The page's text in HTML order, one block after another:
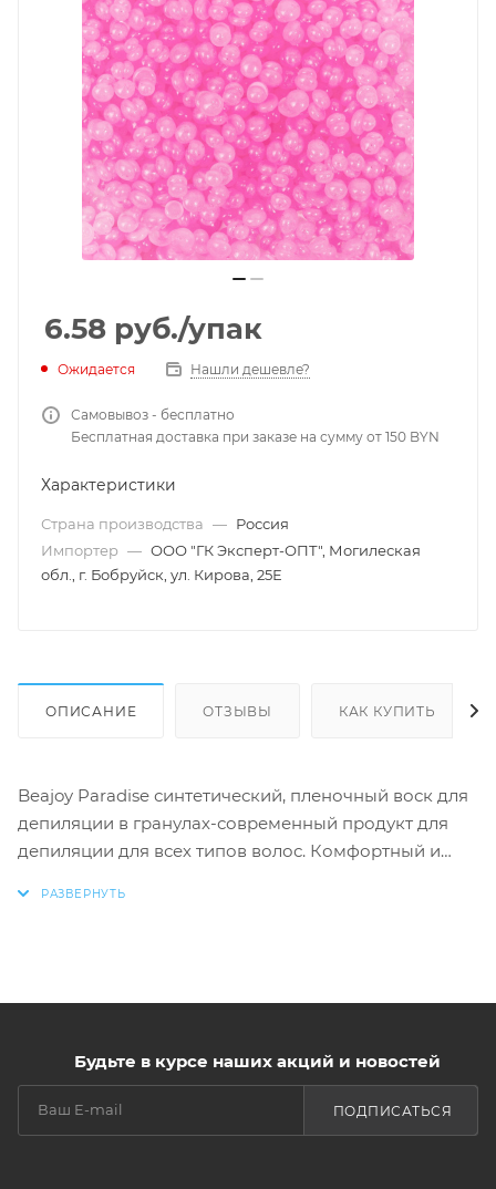
6.58 руб./упак
Ожидается Нашли дешевле?
Самовывоз - бесплатно
Бесплатная доставка при заказе на сумму от 150 BYN
Характеристики
Страна производства — Россия
Импортер — ООО "ГК Эксперт-ОПТ", Могилеская
обл., г. Бобруйск, ул. Кирова, 25Е
ОПИСАНИЕ ОТЗЫВЫ КАК КУПИТЬ
Beajoy Paradise синтетический, пленочный воск для
депиляции в гранулах-современный продукт для
депиляции для всех типов волос. Комфортный и
Упаковка: пакет 100 гр.
Будьте в курсе наших акций и новостей
ПОДПИСАТЬСЯ